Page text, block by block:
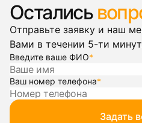
Остались
Отправьте заявку и наш
Вами в течении 5-ти
Введите ваше ФИО*
Ваш номер телефона*
Задать